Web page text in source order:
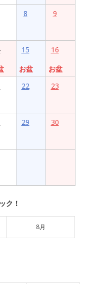
8 9
15
お盆
16
お盆
22 23
29 30
ク！
8月